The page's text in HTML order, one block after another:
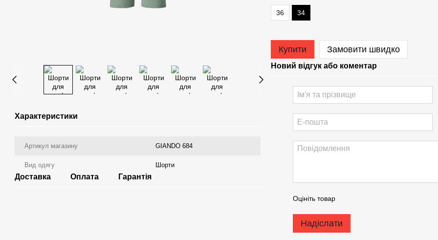
Характеристики
Артикул магазину GIANDO 684
Вид одягу Шорти
Доставка Оплата Гарантія
36 34
Купити Замовити швидко
Новий відгук або коментар
Оцініть товар
Надіслати